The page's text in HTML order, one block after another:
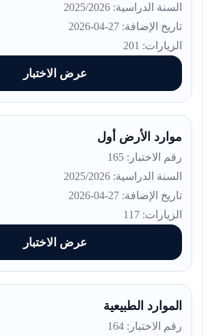
السنة الدراسية: 2025/2026
تاريخ الإضافة: 27-04-2026
الزيارات: 201
عرض الاختبار
موارد الأرض أول
رقم الاختبار: 165
السنة الدراسية: 2025/2026
تاريخ الإضافة: 27-04-2026
الزيارات: 117
عرض الاختبار
الموارد الطبيعية
رقم الاختبار: 164